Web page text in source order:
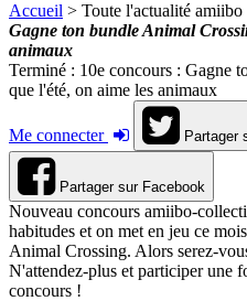
Accueil > Toute l'actualité amiibo
Gagne ton bundle Animal
animaux
Terminé : 10e concours : Gagne
que l'été, on aime les animaux
Me connecter Partager
Partager sur Facebook
Nouveau concours amiibo-
habitudes et on met en jeu ce
Animal Crossing. Alors serez-
N'attendez-plus et participer une
concours !